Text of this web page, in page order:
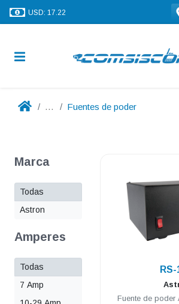
USD: 17.22
... Fuentes de poder
Marca
Todas
Astron
Amperes
Todas
7 Amp
Fuente de poder